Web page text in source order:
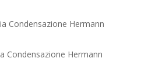
Condensazione Hermann
Condensazione Hermann